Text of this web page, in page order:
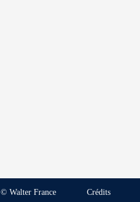
© Walter France Crédits